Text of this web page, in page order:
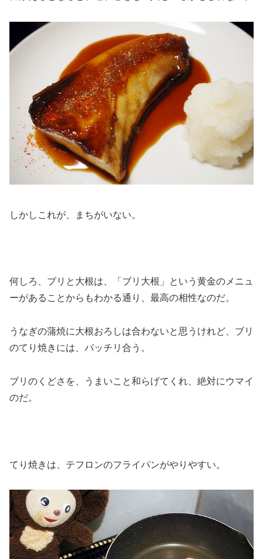
しかしこれが、まちがいない。
何しろ、ブリと大根は、「ブリ大根」という黄金のメニュ
ーがあることからもわかる通り、最高の相性なのだ。
うなぎの蒲焼に大根おろしは合わないと思うけれど、ブリ
のてり焼きには、バッチリ合う。
ブリのくどさを、うまいこと和らげてくれ、絶対にウマイ
のだ。
てり焼きは、テフロンのフライパンがやりやすい。